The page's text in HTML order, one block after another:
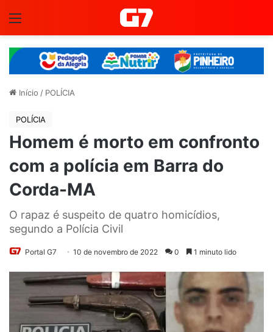
Início / POLÍCIA
POLÍCIA
Homem é morto em confronto
com a polícia em Barra do
Corda-MA
O rapaz é suspeito de quatro homicídios,
segundo a Polícia Civil
Portal G7 10 de novembro de 2022 0 1 minuto lido